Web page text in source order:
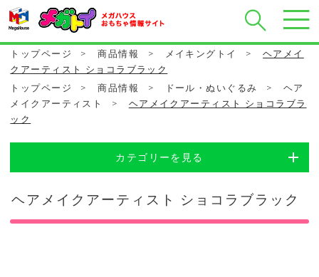
トップページ > 商品情報 > メイキングトイ >
ヘアメイ
クアーティスト ショコラブラック
トップページ
> 商品情報 > ドール・ぬいぐるみ >
ヘア
メイクアーティスト
>
ヘアメイクアーティスト ショコラブラ
ック
カテゴリーを見る
ヘアメイクアーティスト ショコラブラック